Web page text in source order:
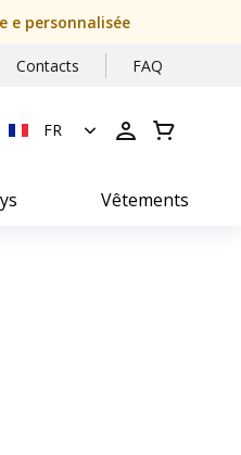
e personnalisée
Contacts FAQ
FR
Vêtements